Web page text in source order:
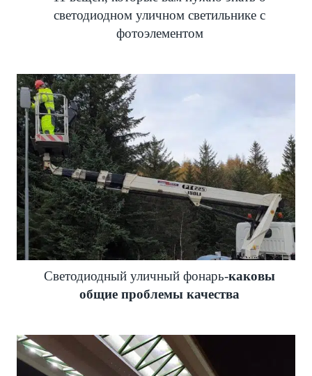
светодиодном уличном светильнике с
фотоэлементом
Светодиодный уличный фонарь-каковы
общие проблемы качества